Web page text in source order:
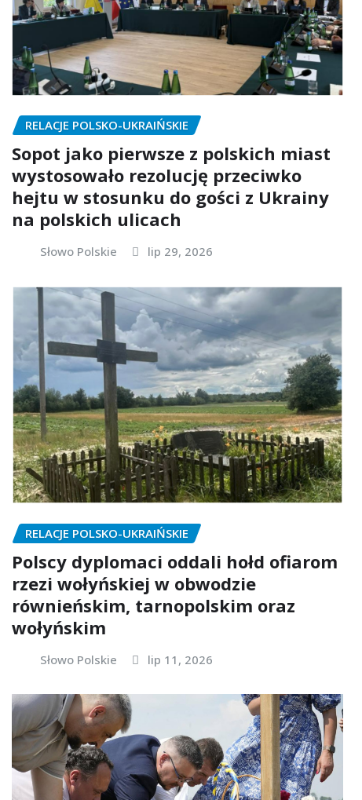
RELACJE POLSKO-UKRAIŃSKIE
Sopot jako pierwsze z polskich miast
wystosowało rezolucję przeciwko
hejtu w stosunku do gości z Ukrainy
na polskich ulicach
Słowo Polskie lip 29, 2026
RELACJE POLSKO-UKRAIŃSKIE
Polscy dyplomaci oddali hołd ofiarom
rzezi wołyńskiej w obwodzie
równieńskim, tarnopolskim oraz
wołyńskim
Słowo Polskie lip 11, 2026